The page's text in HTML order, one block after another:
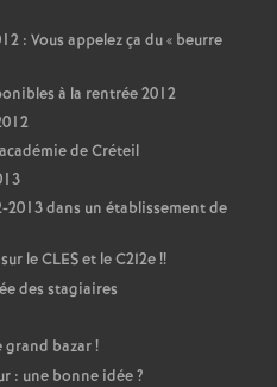
: Vous appelez ça du « beurre
à la rentrée 2012
de Créteil
dans un établissement de
leCLESet le C2I2e!!
des stagiaires
grand bazar!
: une bonne idée?